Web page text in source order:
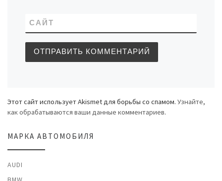
САЙТ
Этот сайт использует Akismet для борьбы со спамом. Узнайте,
как обрабатываются ваши данные комментариев.
МАРКА АВТОМОБИЛЯ
AUDI